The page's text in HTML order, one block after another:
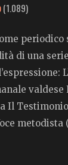
(1.089)
di una
valdese
Il
metodista